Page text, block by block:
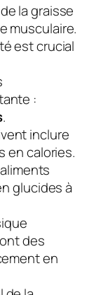
la graisse
musculaire.
est crucial
:
.
inclure
en calories.
glucides à
des
en